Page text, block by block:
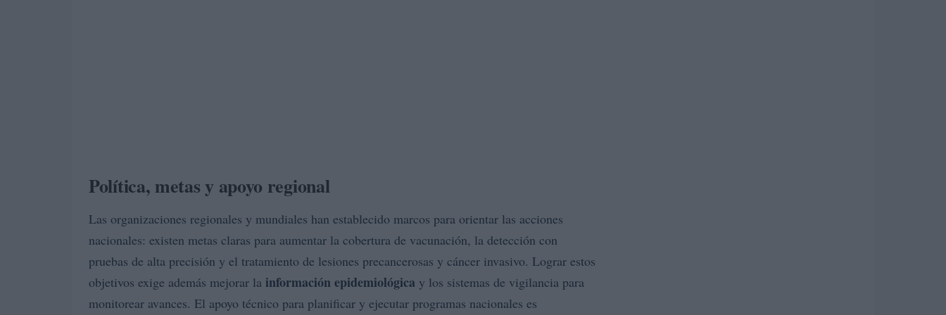
Política, metas y apoyo regional
Las organizaciones regionales y mundiales han establecido marcos para orientar las acciones
nacionales: existen metas claras para aumentar la cobertura de vacunación, la detección con
pruebas de alta precisión y el tratamiento de lesiones precancerosas y cáncer invasivo. Lograr estos
objetivos exige además mejorar la información epidemiológica y los sistemas de vigilancia para
monitorear avances. El apoyo técnico para planificar y ejecutar programas nacionales es